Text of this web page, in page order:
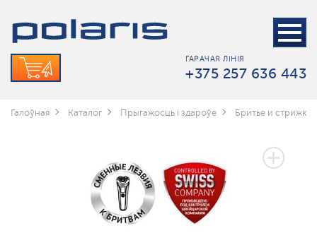
ГАРАЧАЯ ЛІНІЯ
+375 257 636 443
Галоўная Каталог Прыгажосць і здароўе Бритье и стрижка